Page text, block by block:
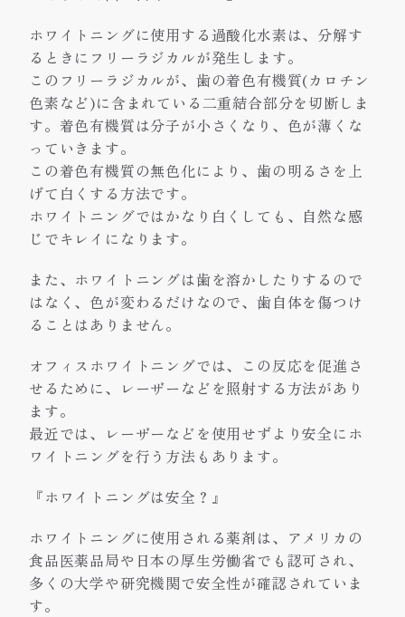
ホワイトニングに使用する過酸化水素は、分解す
るときにフリーラジカルが発生します。
このフリーラジカルが、歯の着色有機質(カロチン
色素など)に含まれている二重結合部分を切断しま
す。着色有機質は分子が小さくなり、色が薄くな
っていきます。
この着色有機質の無色化により、歯の明るさを上
げて白くする方法です。
ホワイトニングではかなり白くしても、自然な感
じでキレイになります。
また、ホワイトニングは歯を溶かしたりするので
はなく、色が変わるだけなので、歯自体を傷つけ
ることはありません。
オフィスホワイトニングでは、この反応を促進さ
せるために、レーザーなどを照射する方法があり
ます。
最近では、レーザーなどを使用せずより安全にホ
ワイトニングを行う方法もあります。
『ホワイトニングは安全？』
ホワイトニングに使用される薬剤は、アメリカの
食品医薬品局や日本の厚生労働省でも認可され、
多くの大学や研究機関で安全性が確認されていま
す。